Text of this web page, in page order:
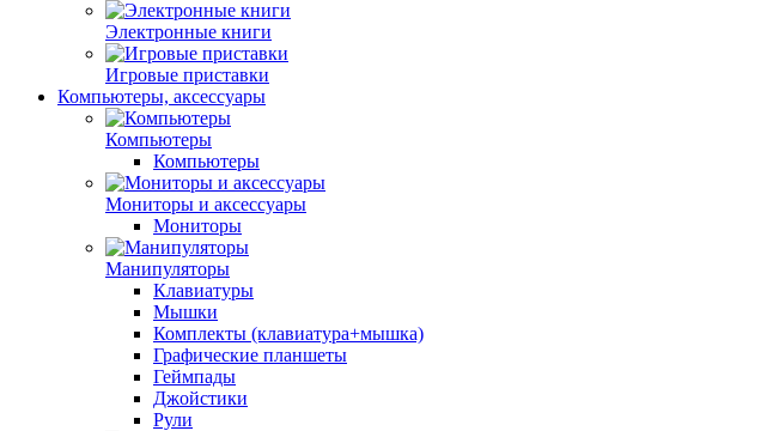
Электронные книги
Игровые приставки
Компьютеры, аксессуары
Компьютеры
Компьютеры
Мониторы и аксессуары
Мониторы
Манипуляторы
Клавиатуры
Мышки
Комплекты (клавиатура+мышка)
Графические планшеты
Геймпады
Джойстики
Рули